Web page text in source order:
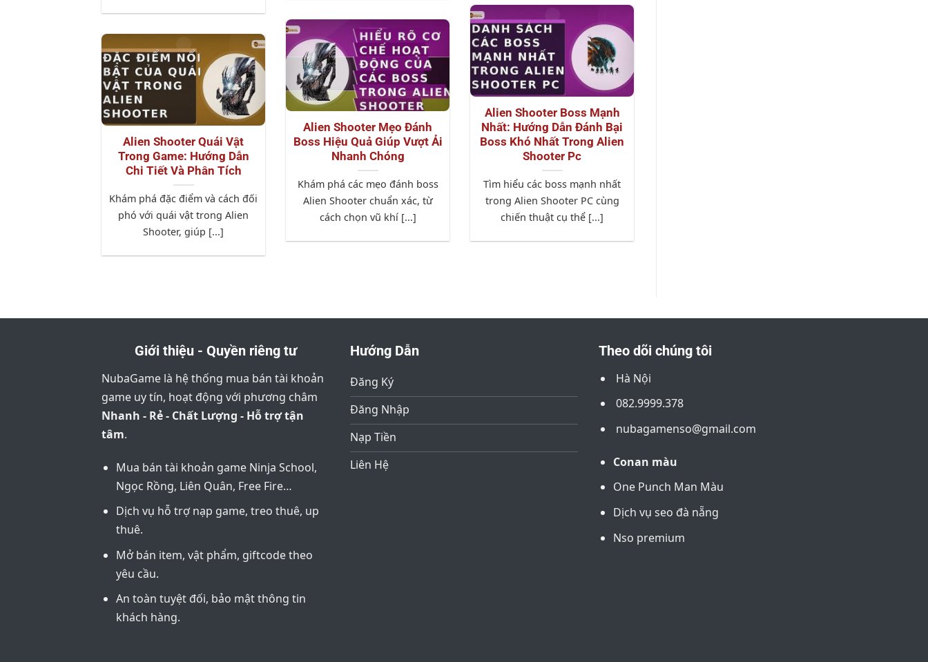
Alien Shooter Boss Mạnh
Nhất: Hướng Dẫn Đánh Bại
Boss Khó Nhất Trong Alien
Shooter Pc
Tìm hiểu các boss mạnh nhất
trong Alien Shooter PC cùng
chiến thuật cụ thể [...]
Alien Shooter Mẹo Đánh
Boss Hiệu Quả Giúp Vượt Ải
Nhanh Chóng
Khám phá các mẹo đánh boss
Alien Shooter chuẩn xác, từ
cách chọn vũ khí [...]
Alien Shooter Quái Vật
Trong Game: Hướng Dẫn
Chi Tiết Và Phân Tích
Khám phá đặc điểm và cách đối
phó với quái vật trong Alien
Shooter, giúp [...]
Giới thiệu - Quyền riêng tư
NubaGame là hệ thống mua bán tài khoản
game uy tín, hoạt động với phương châm
Nhanh - Rẻ - Chất Lượng - Hỗ trợ tận
tâm.
Mua bán tài khoản game Ninja School,
Ngọc Rồng, Liên Quân, Free Fire…
Dịch vụ hỗ trợ nạp game, treo thuê, up
thuê.
Mở bán item, vật phẩm, giftcode theo
yêu cầu.
An toàn tuyệt đối, bảo mật thông tin
khách hàng.
Hướng Dẫn
Đăng Ký
Đăng Nhập
Nạp Tiền
Liên Hệ
Theo dõi chúng tôi
Hà Nội
082.9999.378
nubagamenso@gmail.com
Conan màu
One Punch Man Màu
Dịch vụ seo đà nẵng
Nso premium